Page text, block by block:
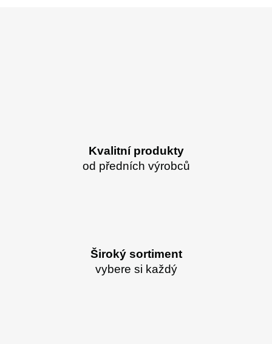
Kvalitní produkty
od předních výrobců
Široký sortiment
vybere si každý